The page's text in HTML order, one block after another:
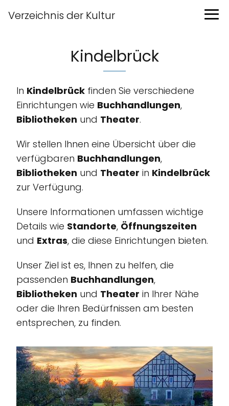
Verzeichnis der Kultur
Kindelbrück
In Kindelbrück finden Sie verschiedene
Einrichtungen wie Buchhandlungen,
Bibliotheken und Theater.
Wir stellen Ihnen eine Übersicht über die
verfügbaren Buchhandlungen,
Bibliotheken und Theater in Kindelbrück
zur Verfügung.
Unsere Informationen umfassen wichtige
Details wie Standorte, Öffnungszeiten
und Extras, die diese Einrichtungen bieten.
Unser Ziel ist es, Ihnen zu helfen, die
passenden Buchhandlungen,
Bibliotheken und Theater in Ihrer Nähe
oder die Ihren Bedürfnissen am besten
entsprechen, zu finden.